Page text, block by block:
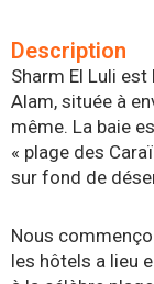
Description
Sharm El Luli
Alam, située à
même. La baie
« plage des
sur fond de
Nous
les hôtels a lieu